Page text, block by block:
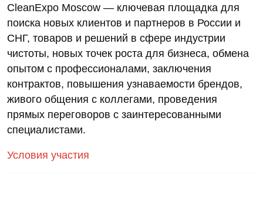
CleanExpo Moscow — ключевая площадка для
поиска новых клиентов и партнеров в России и
СНГ, товаров и решений в сфере индустрии
чистоты, новых точек роста для бизнеса, обмена
опытом с профессионалами, заключения
контрактов, повышения узнаваемости брендов,
живого общения с коллегами, проведения
прямых переговоров с заинтересованными
специалистами.
Условия участия